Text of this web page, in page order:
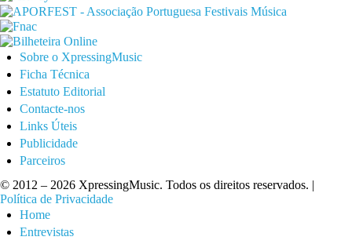
Sobre o XpressingMusic
Ficha Técnica
Estatuto Editorial
Contacte-nos
Links Úteis
Publicidade
Parceiros
© 2012 – 2026 XpressingMusic. Todos os direitos reservados. |
Política de Privacidade
Home
Entrevistas